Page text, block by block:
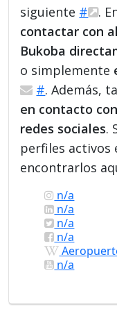
siguiente #
.
contactar con
Bukoba
o simplemente
#. Además,
en contacto
redes sociales.
perfiles activos
encontrarlos
n/a
n/a
n/a
n/a
n/a